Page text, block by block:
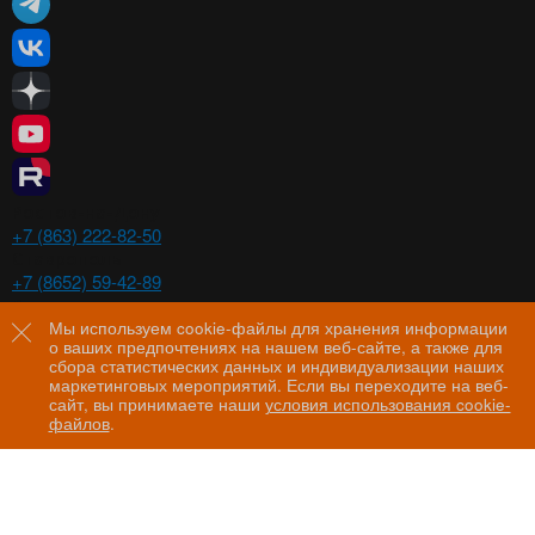
Мы используем cookie-файлы для хранения информации
о ваших предпочтениях на нашем веб-сайте, а также для
сбора статистических данных и индивидуализации наших
маркетинговых мероприятий. Если вы переходите на веб-
сайт, вы принимаете наши условия использования cookie-
файлов.
+7 (863) 222-82-50
+7 (8652) 59-42-89
Волгоград
+7 (8442) 29-00-21
Пятигорск
+7 (8793) 97-60-44